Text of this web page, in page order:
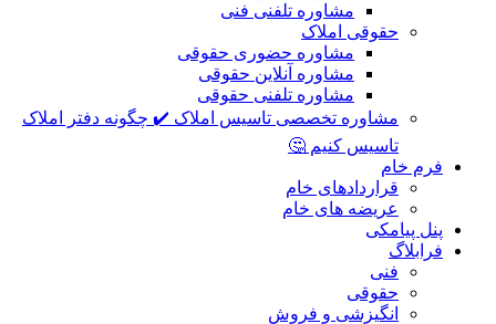
مشاوره تلفنی فنی
حقوقی املاک
مشاوره حضوری حقوقی
مشاوره آنلاین حقوقی
مشاوره تلفنی حقوقی
مشاوره تخصصی تاسیس املاک ✔️ چگونه دفتر املاک
تاسیس کنیم 🤔
فرم خام
قراردادهای خام
عریضه های خام
پنل پیامکی
فرابلاگ
فنی
حقوقی
انگیزشی و فروش